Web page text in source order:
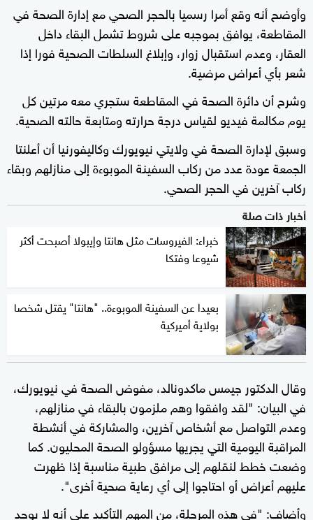
وأوضح أنه وقع أمرا رسميا بالحجر الصحي مع إدارة الصحة في
المقاطعة، يوافق بموجبه على شروط تشمل البقاء داخل
العقار، وعدم استقبال زوار، وإبلاغ السلطات الصحية فورا إذا
شعر بأي أعراض مرضية.
وشرح أن دائرة الصحة في المقاطعة ستجري معه مرتين كل
يوم مكالمة فيديو لقياس درجة حرارته ومتابعة حالته الصحية.
وسبق لإدارة الصحة في ولايتي نيويورك وكاليفورنيا أن أعلنتا
الجمعة عودة عدد من ركاب السفينة الموبوءة إلى منازلهم وبقاء
ركاب آخرين في الحجر الصحي.
أخبار ذات صلة
خبراء: الفيروسات مثل هانتا وإيبولا أصبحت أكثر
شيوعا وفتكا
بعيدا عن السفينة الموبوءة.. "هانتا" يقتل شخصا
بولاية أميركية
وقال الدكتور جيمس ماكدونالد، مفوض الصحة في نيويورك،
في البيان: "لقد وافقوا وهم ملزمون بالبقاء في منازلهم،
وعدم التواصل مع أشخاص آخرين، والمشاركة في أنشطة
المراقبة اليومية التي يجريها مسؤولو الصحة المحليون. كما
وضعت خطط لنقلهم إلى مرافق طبية مناسبة إذا ظهرت
عليهم أعراض أو احتاجوا إلى أي رعاية صحية أخرى".
وأضاف: "في هذه المرحلة، من المهم التأكيد على أنه لا يوجد